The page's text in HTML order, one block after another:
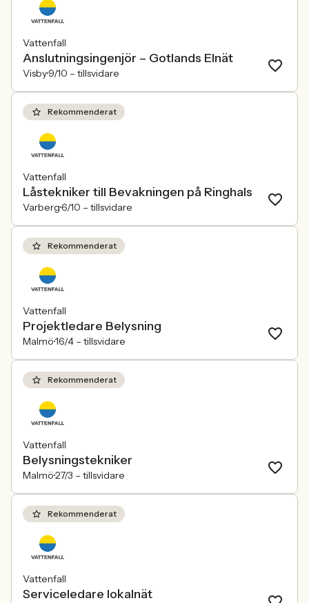
Vattenfall
Anslutningsingenjör – Gotlands Elnät
Visby9/10 – tillsvidare
Rekommenderat
Vattenfall
Låstekniker till Bevakningen på Ringhals
Varberg6/10 – tillsvidare
Rekommenderat
Vattenfall
Projektledare Belysning
Malmö16/4 – tillsvidare
Rekommenderat
Vattenfall
Belysningstekniker
Malmö27/3 – tillsvidare
Rekommenderat
Vattenfall
Serviceledare lokalnät